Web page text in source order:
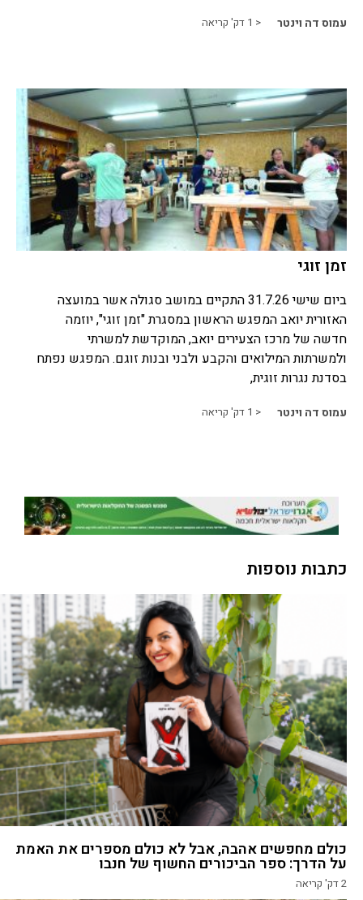
עמוס דה וינטר < 1 דק' קריאה
זמן זוגי
ביום שישי 31.7.26 התקיים במושב סגולה אשר במועצה
האזורית יואב המפגש הראשון במסגרת "זמן זוגי", יוזמה
חדשה של מרכז הצעירים יואב, המוקדשת למשרתי
ולמשרתות המילואים והקבע ולבני ובנות זוגם. המפגש נפתח
בסדנת נגרות זוגית,
עמוס דה וינטר < 1 דק' קריאה
כתבות נוספות
כולם מחפשים אהבה, אבל לא כולם מספרים את האמת
על הדרך: ספר הביכורים החשוף של חנבו
2דק' קריאה